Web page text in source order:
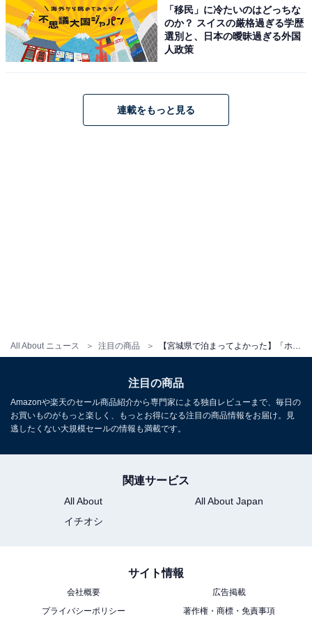
All About ニュース 注目の商品
温泉ももちろん良かったが、夕食と朝食のバイキン
グが凄く良かった。 料理の種類が多く、全種類食べ
楽天トラベルでホテルを見る
「移民」に冷たいのはどっちな
のか？ スイスの厳格過ぎる学歴
選別と、日本の曖昧過ぎる外国
人政策
連載をもっと見る
注目の商品
Amazonや楽天のセール商品紹介から専門家による独自レビューまで、毎日の
お買いものがもっと楽しく、もっとお得になる注目の商品情報をお届け。見
逃したくない大規模セールの情報も満載です。
関連サービス
All About
All About Japan
イチオシ
サイト情報
会社概要
広告掲載
プライバシーポリシー
著作権・商標・免責事項